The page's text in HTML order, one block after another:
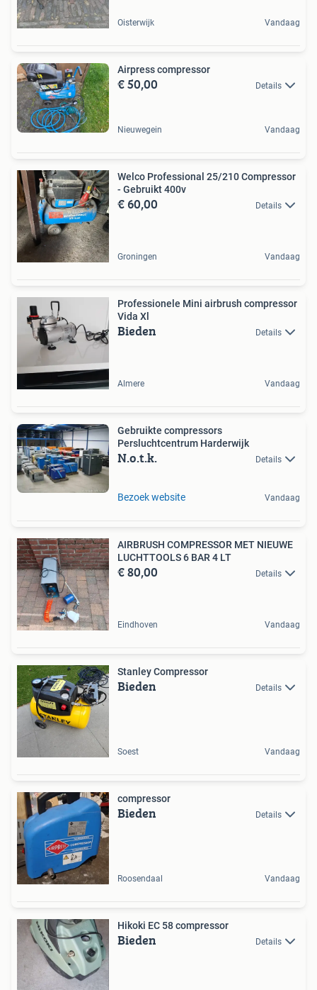
Oisterwijk Vandaag
Airpress compressor
€ 50,00 Details
Nieuwegein Vandaag
Welco Professional 25/210 Compressor
- Gebruikt 400v
€ 60,00 Details
Groningen Vandaag
Professionele Mini airbrush compressor
Vida Xl
Bieden Details
Almere Vandaag
Gebruikte compressors
Persluchtcentrum Harderwijk
N.o.t.k. Details
Bezoek website Vandaag
AIRBRUSH COMPRESSOR MET NIEUWE
LUCHTTOOLS 6 BAR 4 LT
€ 80,00 Details
Eindhoven Vandaag
Stanley Compressor
Bieden Details
Soest Vandaag
compressor
Bieden Details
Roosendaal Vandaag
Hikoki EC 58 compressor
Bieden Details